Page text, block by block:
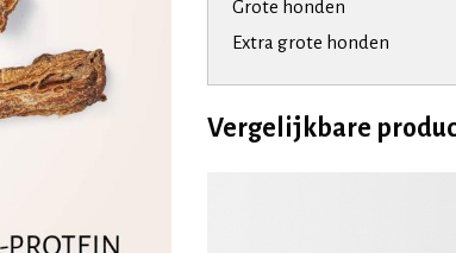
Grote honden
Extra grote honden
Vergelijkbare